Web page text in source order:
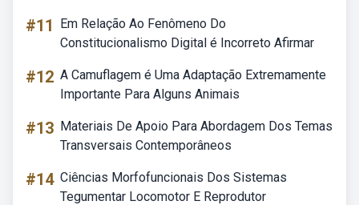
#11
Em Relação Ao Fenômeno Do
Constitucionalismo Digital é Incorreto Afirmar
#12 A Camuflagem é Uma Adaptação Extremamente
Importante Para Alguns Animais
#13 Materiais De Apoio Para Abordagem Dos Temas
Transversais Contemporâneos
#14 Ciências Morfofuncionais Dos Sistemas
Tegumentar Locomotor E Reprodutor